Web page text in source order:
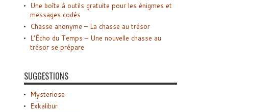
Une boîte à outils gratuite pour les énigmes et
messages codés
Chasse anonyme – La chasse au trésor
L’Écho du Temps – Une nouvelle chasse au
trésor se prépare
SUGGESTIONS
Mysteriosa
Exkalibur